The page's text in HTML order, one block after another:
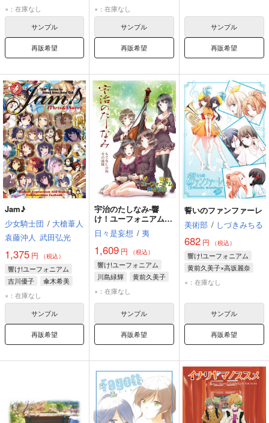
傘木希美
×：在庫なし
サンプル
再販希望
傘木希美
×：在庫なし
サンプル
再販希望
サンプル
再販希望
Jam♪
少女騎士団 / 大槍葦人
袁藤沖人 武田弘光
1,375 円 （税込）
響け!ユーフォニアム
吉川優子
傘木希美
小笠原晴香
×：在庫なし
サンプル
再販希望
宇治のたしなみ-響
け！ユーフォニアム舞
台解説-
日々是妄想 / 夷
1,609 円 （税込）
響け!ユーフォニアム
川島緑輝
黄前久美子
高坂麗奈
×：在庫なし
サンプル
再販希望
誓いのファンファーレ
美術部 / しづきみちる
682円 （税込）
響け!ユーフォニアム
黄前久美子×高坂麗奈
黄前久美子
×：在庫なし
サンプル
再販希望